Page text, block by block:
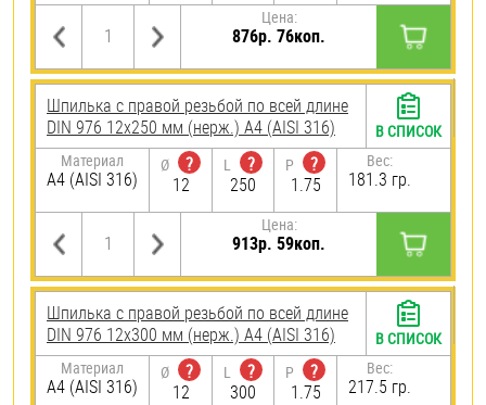
Цена:
876р. 76коп.
Шпилька с правой резьбой по всей длине
DIN 976 12х250 мм (нерж.) A4 (AISI 316)
Материал
A4 (AISI 316)
Ø
?
12
L
?
250
P
?
1.75
Вес:
181.3 гр.
Цена:
913р. 59коп.
В СПИСОК
Шпилька с правой резьбой по всей длине
DIN 976 12х300 мм (нерж.) A4 (AISI 316)
Материал
A4 (AISI 316)
Ø
?
12
L
?
300
P
?
1.75
Вес:
217.5 гр.
В СПИСОК